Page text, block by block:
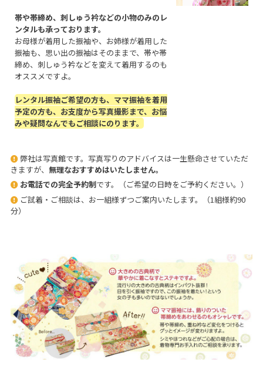
帯や帯締め、刺しゅう衿などの小物のみのレ
ンタルも承っております。
お母様が着用した振袖や、お姉様が着用した
振袖も、思い出の振袖はそのままで、帯や帯
締め、刺しゅう衿などを変えて着用するのも
オススメですよ。
レンタル振袖ご希望の方も、ママ振袖を着用
予定の方も、お支度から写真撮影まで、お悩
みや疑問なんでもご相談にのります。
弊社は写真館です。写真写りのアドバイスは一生懸命させていただ
きますが、無理なおすすめはいたしません。
お電話での完全予約制です。（ご希望の日時をご予約ください。）
ご試着・ご相談は、お一組様ずつご案内いたします。（1組様約90
分）